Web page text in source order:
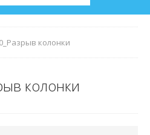
колонки
колонки